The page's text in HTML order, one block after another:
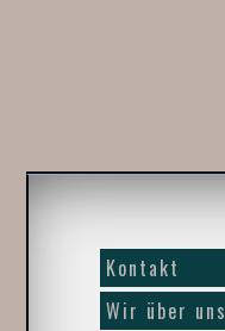
Kontakt
Wir über uns